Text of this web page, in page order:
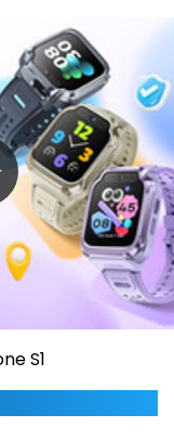
S1